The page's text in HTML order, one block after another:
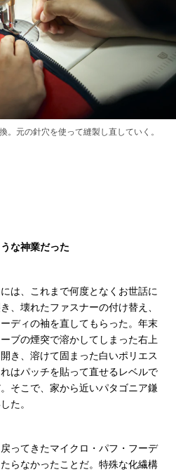
。元の針穴を使って縫製し直していく。
な神業だった
は、これまで何度となくお世話に
、壊れたファスナーの付け替え、
ディの袖を直してもらった。年末
ブの煙突で溶かしてしまった右上
き、溶けて固まった白いポリエス
はパッチを貼って直せるレベルで
そこで、家から近いパタゴニア鎌
た。
ってきたマイクロ・パフ・フーデ
らなかったことだ。特殊な化繊構